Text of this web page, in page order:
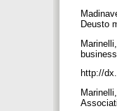
Deusto
http://